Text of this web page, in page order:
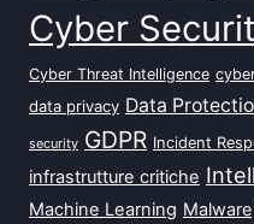
Cyber
Cyber Threat Intelligence
data privacy Data
security GDPR Incident
infrastrutture critiche
Machine Learning Malware